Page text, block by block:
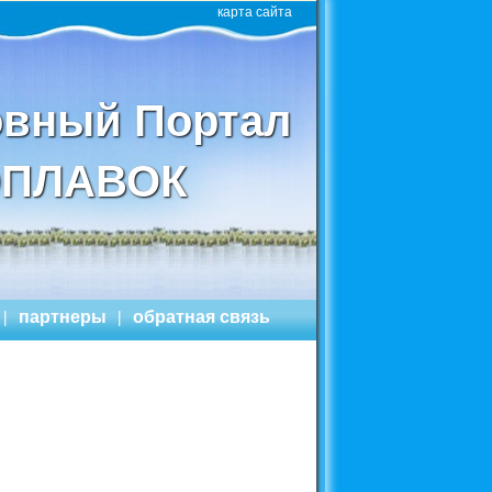
| партнеры | обратная связь
карта сайта
Портал